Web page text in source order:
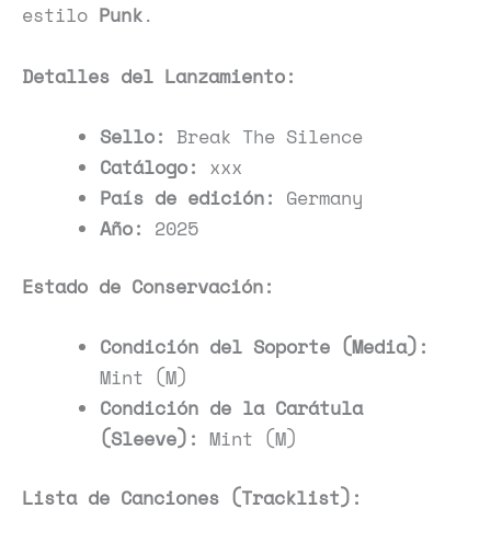
estilo Punk.
Detalles del Lanzamiento:
Sello: Break The Silence
Catálogo: xxx
País de edición: Germany
Año: 2025
Estado de Conservación:
Condición del Soporte (Media):
Mint (M)
Condición de la Carátula
(Sleeve): Mint (M)
Lista de Canciones (Tracklist):